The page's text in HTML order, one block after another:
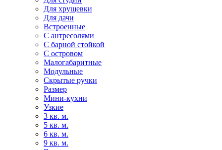
Для хрущевки
Для дачи
Встроенные
С антресолями
С барной стойкой
С островом
Малогабаритные
Модульные
Скрытые ручки
Размер
Мини-кухни
Узкие
3 кв. м.
5 кв. м.
6 кв. м.
9 кв. м.